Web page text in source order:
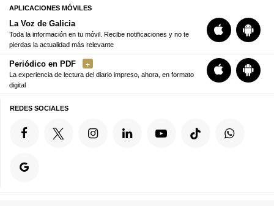
APLICACIONES MÓVILES
La Voz de Galicia
Toda la información en tu móvil. Recibe notificaciones y no te
pierdas la actualidad más relevante
Periódico en PDF
La experiencia de lectura del diario impreso, ahora, en formato
digital
REDES SOCIALES